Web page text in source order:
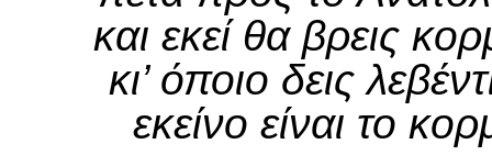
και εκεί θα βρεις
κι’ όποιο δεις
εκείνο είναι το